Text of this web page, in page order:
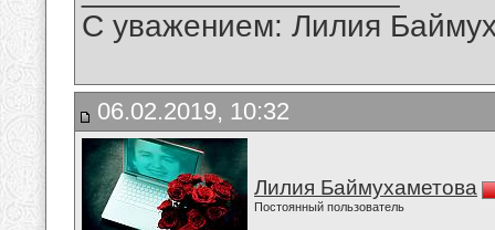
С уважением: Лилия
06.02.2019, 10:32
Лилия Баймухаметова
Постоянный пользователь